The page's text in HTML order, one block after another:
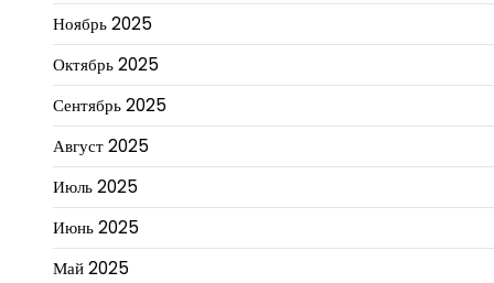
Ноябрь 2025
Октябрь 2025
Сентябрь 2025
Август 2025
Июль 2025
Июнь 2025
Май 2025